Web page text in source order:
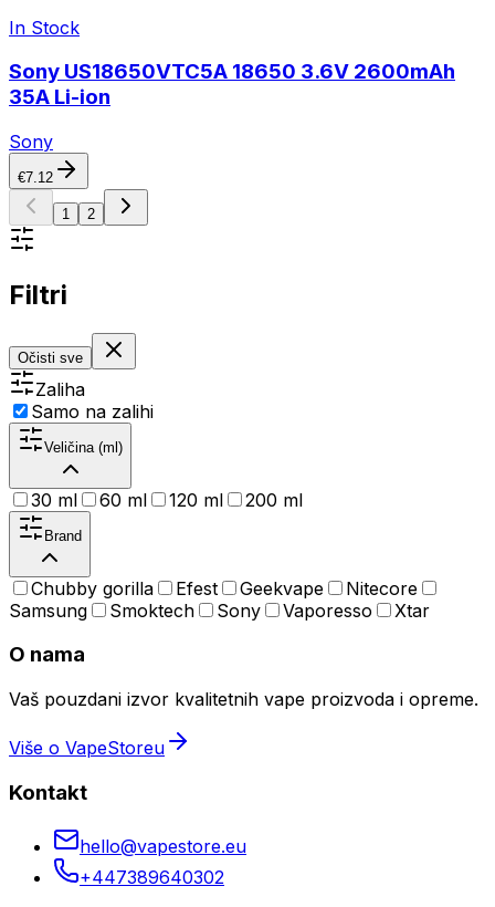
In Stock
Sony US18650VTC5A 18650 3.6V 2600mAh
35A Li-ion
Sony
€7.12
1 2
Filtri
Očisti sve
Zaliha
Samo na zalihi
Veličina (ml)
30 ml 60 ml 120 ml 200 ml
Brand
Chubby gorilla Efest Geekvape
Nitecore
Samsung
Smoktech Sony Vaporesso Xtar
O nama
Vaš pouzdani izvor kvalitetnih vape proizvoda i opreme.
Više o VapeStoreu
Kontakt
hello@vapestore.eu
+447389640302